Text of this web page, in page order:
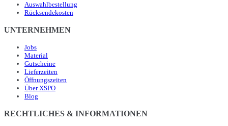
Auswahlbestellung
Rücksendekosten
UNTERNEHMEN
Jobs
Material
Gutscheine
Lieferzeiten
Öffnungszeiten
Über XSPO
Blog
RECHTLICHES & INFORMATIONEN